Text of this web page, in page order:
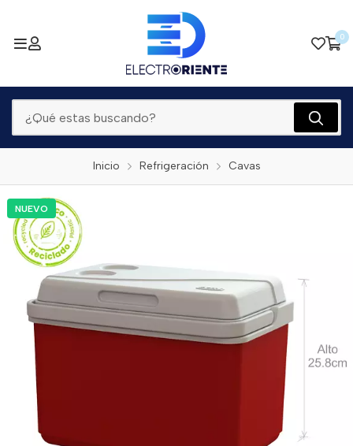
0
Inicio Refrigeración Cavas
NUEVO